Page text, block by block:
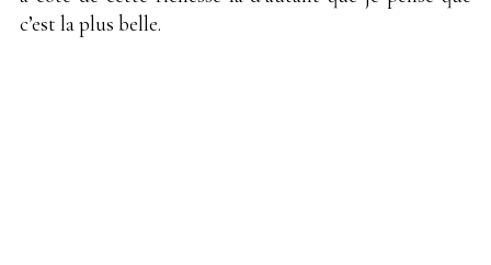
c’est la plus belle.